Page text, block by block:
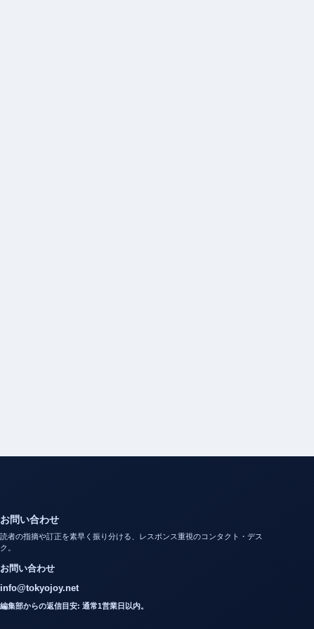
読者の指摘や訂正を素早く振り分ける、レスポンス重視のコンタクト・デス
ク。
お問い合わせ
info@tokyojoy.net
編集部からの返信目安: 通常1営業日以内。